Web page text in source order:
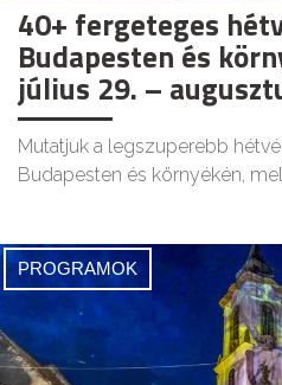
40+ fergeteges
Budapesten és
július 29. –
Mutatjuk a legszuperebb
Budapesten és környékén,
PROGRAMOK